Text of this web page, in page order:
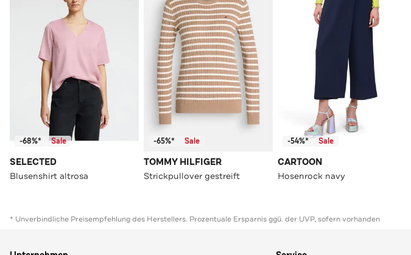
-68%* Sale
SELECTED
Blusenshirt altrosa
-65%* Sale
TOMMY HILFIGER
Strickpullover gestreift
-54%* Sale
CARTOON
Hosenrock navy
* Unverbindliche Preisempfehlung des Herstellers. Prozentuale Ersparnis ggü. der UVP, sofern vorhanden